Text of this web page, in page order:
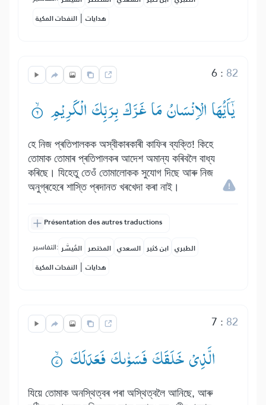
النفحات المكية | هدايات
6: 82
یٰۤاَیُّهَا الْاِنْسَانُ مَا غَرَّكَ بِرَبِّكَ الْكَرِیْمِ ۟ۙ
হে নিজ প্ৰতিপালকক অস্বীকাৰকাৰী কাফিৰ ব্যক্তি! কিহে
তোমাক তোমাৰ প্ৰতিপালকৰ আদেশ অমান্য কৰিবলৈ বাধ্য
কৰিছে। যিহেতু তেওঁ তোমালোকক সুযোগ দিছে আৰু নিজ
অনুগ্ৰহেৰে শাস্তি প্ৰদানত খৰখেদা কৰা নাই।
Présentation des autres traductions
التفاسير: المُيسَّر المختصر السعدي ابن كثير الطبري
النفحات المكية | هدايات
7 : 82
الَّذِیْ خَلَقَكَ فَسَوّٰىكَ فَعَدَلَكَ ۟ۙ
যিয়ে তোমাক অনস্থিত্বৰ পৰা অস্থিত্বলৈ আনিছে, আৰু